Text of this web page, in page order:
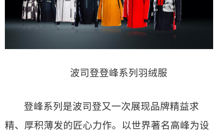
波司登登峰系列羽绒服
登峰系列是波司登又一次展现品牌精益求
精、厚积薄发的匠心力作。以世界著名高峰为设